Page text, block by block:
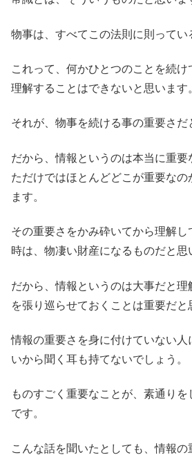
物事は、すべてこの法則に則ってい
これって、何かひとつのことを続け
理解することはできないと思います
それが、物事を続ける事の重要さだ
だから、情報というのは本当に重
ただけではほとんどどこが重要な
ます。
その重要さをかみ砕いてから理解し
時は、物凄い財産になるものだと思
だから、情報というのは大事だと
を張り巡らせておくことは重要だと
情報の重要さを身に付けていない人
いから聞く耳も持てないでしょう。
ものすごく重要なことが、素通り
です。
こんな話を聞いたとしても、情報